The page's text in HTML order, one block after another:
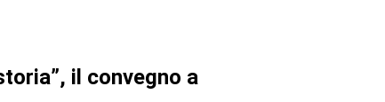
il convegno a